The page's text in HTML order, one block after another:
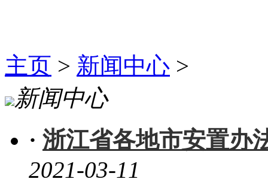
主页 > 新闻中心 >
新闻中心
· 浙江省各地市安置办
2021-03-11